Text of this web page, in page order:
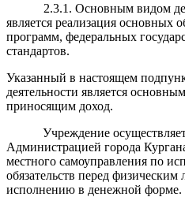
2.3.1. Основным видом
является реализация основных
программ, федеральных
стандартов.
Указанный в настоящем
деятельности является
приносящим доход.
Учреждение
Администрацией города
местного самоуправления по
обязательств перед
исполнению в денежной форме.